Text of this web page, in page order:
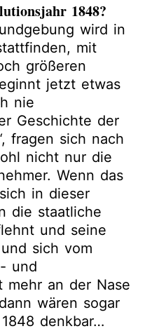
1848?
wird in
mit
größeren
jetzt etwas
nie
Geschichte der
fragen sich nach
nicht nur die
Wenn das
in dieser
die staatliche
und seine
sich vom
und
mehr an der Nase
wären sogar
denkbar…